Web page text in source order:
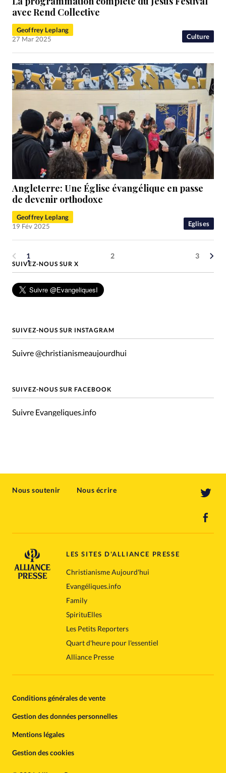
Culture
avec Rend Collective
Geoffrey Leplang
27 Mar 2025
Eglises
Angleterre: Une Église évangélique en passe
de devenir orthodoxe
Geoffrey Leplang
19 Fév 2025
1 2 3
SUIVEZ-NOUS SUR X
SUIVEZ-NOUS SUR INSTAGRAM
Suivre @christianismeaujourdhui
SUIVEZ-NOUS SUR FACEBOOK
Suivre Evangeliques.info
Nous soutenir Nous écrire
LES SITES D'ALLIANCE PRESSE
Christianisme Aujourd'hui
Evangéliques.info
Family
SpirituElles
Les Petits Reporters
Quart d'heure pour l'essentiel
Alliance Presse
Conditions générales de vente
Gestion des données personnelles
Mentions légales
Gestion des cookies